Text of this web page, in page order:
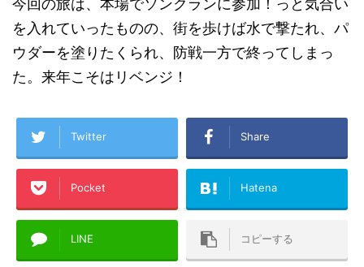
を入れていったものの、街を歩けば水で撃たれ、パ
ウダーを塗りたくられ、防戦一方で終ってしまっ
た。来年こそはリベンジ！
Twitter Share
Pocket Hatena
LINE コピーする